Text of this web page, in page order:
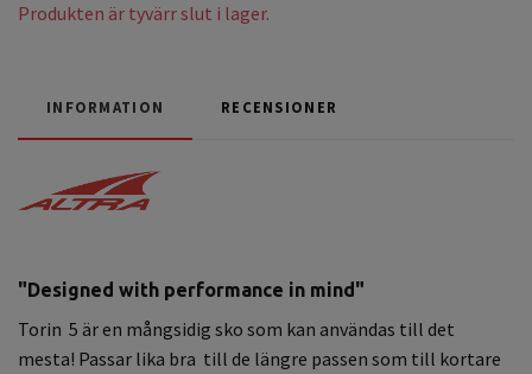
Produkten är tyvärr slut i lager.
INFORMATION RECENSIONER
"Designed with performance in mind"
Torin 5 är en mångsidig sko som kan användas till det
mesta! Passar lika bra till de längre passen som till kortare